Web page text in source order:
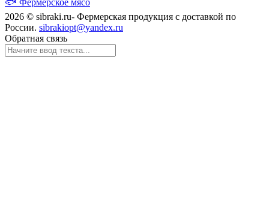
🐟 Фермерское мясо
2026 © sibraki.ru- Фермерская продукция с доставкой по
России. sibrakiopt@yandex.ru
Обратная связь